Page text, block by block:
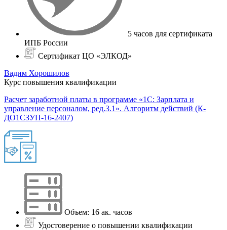
5 часов для сертификата
ИПБ России
Сертификат ЦО «ЭЛКОД»
Вадим Хорошилов
Курс повышения квалификации
Расчет заработной платы в программе «1С: Зарплата и
управление персоналом, ред.3.1». Алгоритм действий (К-
ДО1СЗУП-16-2407)
Объем: 16 ак. часов
Удостоверение о повышении квалификации